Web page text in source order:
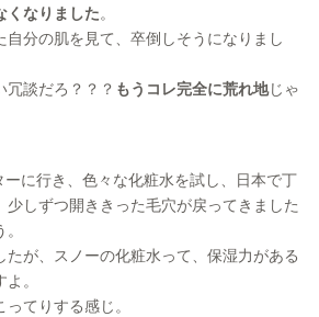
くなりました。
自分の肌を見て、卒倒しそうになりまし
冗談だろ？？？ もうコレ完全に荒れ地じゃ
に行き、色々な化粧水を試し、日本で丁
少しずつ開ききった毛穴が戻ってきました
たが、スノーの化粧水って、保湿力がある
。
てりする感じ。